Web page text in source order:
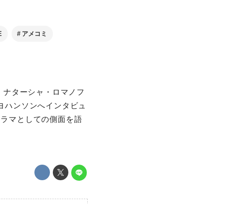
アメコミ
ターシャ・ロマノフ
ハンソンへインタビュ
マとしての側面を語